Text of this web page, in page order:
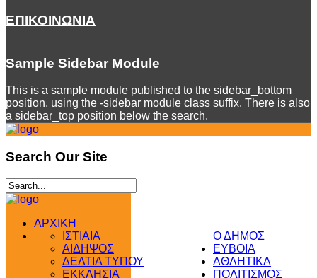
ΕΠΙΚΟΙΝΩΝΙΑ
Sample Sidebar Module
This is a sample module published to the sidebar_bottom
position, using the -sidebar module class suffix. There is also
a sidebar_top position below the search.
Search Our Site
ΑΡΧΙΚΗ
Ο ΔΗΜΟΣ
ΙΣΤΙΑΙΑ
ΑΙΔΗΨΟΣ
ΔΕΛΤΙΑ ΤΥΠΟΥ
ΕΚΚΛΗΣΙΑ
ΕΥΒΟΙΑ
ΑΘΛΗΤΙΚΑ
ΠΟΛΙΤΙΣΜΟΣ